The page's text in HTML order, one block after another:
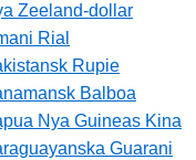
Zeeland-dollar
Rial
Rupie
Balboa
Nya Guineas Kina
Guarani